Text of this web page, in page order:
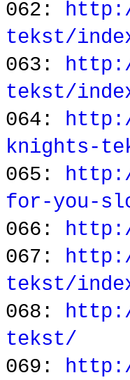
062:
tekst/
063:
tekst/
064:
knights-
065:
for-you-
066:
067:
tekst/
068:
tekst/
069: